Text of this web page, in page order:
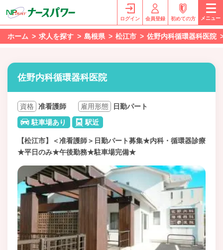
ログイン 会員登録 初めての方 メニュー
ホーム 求人を探す 島根県 松江市 佐野内科循環器科医院
佐野内科循環器科医院
資格 准看護師 雇用形態
日勤パート
駐車場あり
駅近
【松江市】＜准看護師＞日勤パート募集★内科・循環器診療
★平日のみ★午後勤務★駐車場完備★